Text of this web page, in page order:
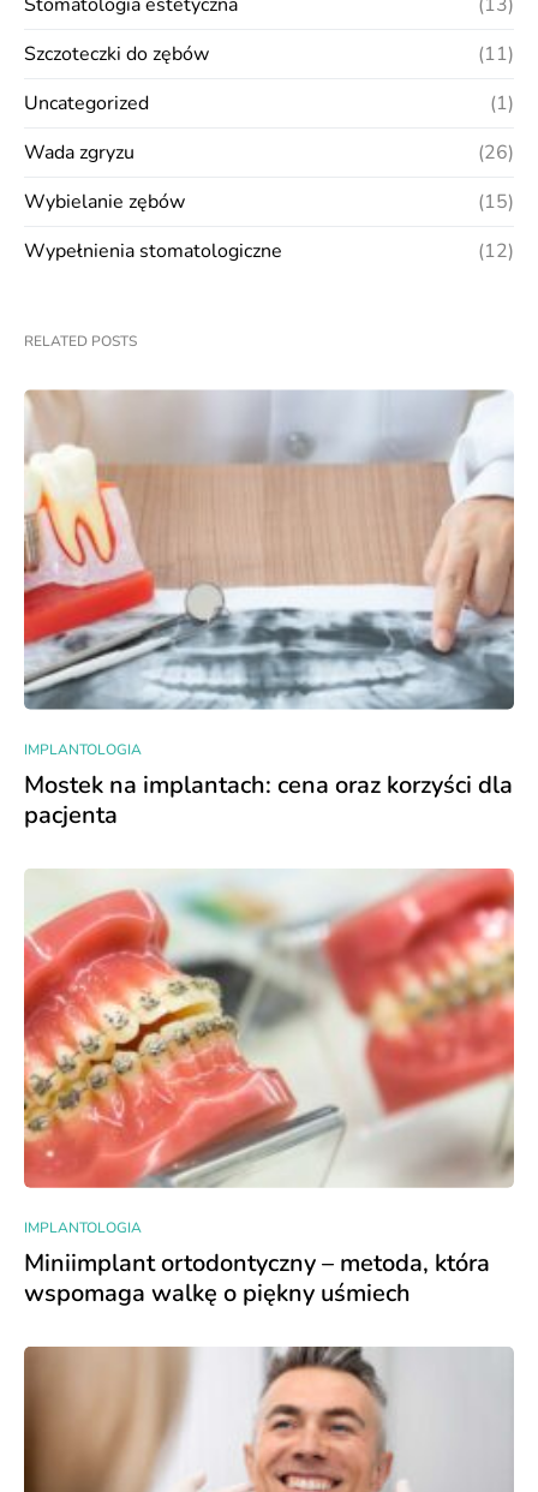
Stomatologia estetyczna
(13)
Szczoteczki do zębów
(11)
Uncategorized
(1)
Wada zgryzu
(26)
Wybielanie zębów
(15)
Wypełnienia stomatologiczne
(12)
RELATED POSTS
IMPLANTOLOGIA
Mostek na implantach: cena oraz korzyści dla
pacjenta
IMPLANTOLOGIA
Miniimplant ortodontyczny – metoda, która
wspomaga walkę o piękny uśmiech